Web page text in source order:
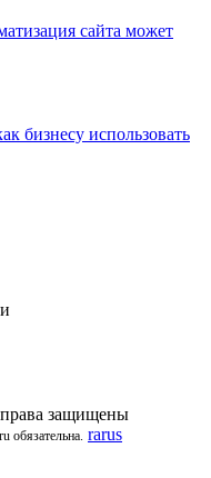
сайта может
бизнесу использовать
защищены
обязательна. rarus